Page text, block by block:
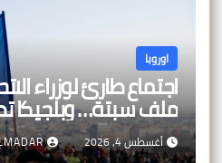
اوروبا
اجتماع طارئ لوزراء
ملف سبتة… وبلجيكا
أغسطس 4, 2026